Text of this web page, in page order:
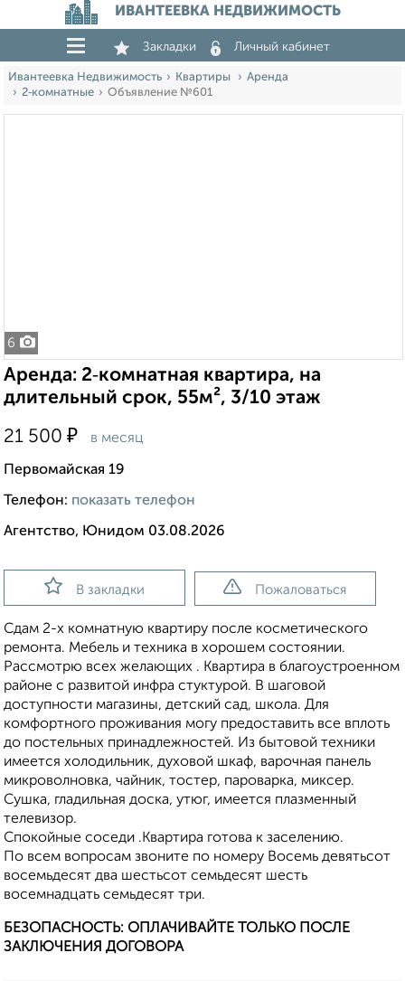
ИВАНТЕЕВКА НЕДВИЖИМОСТЬ
Закладки Личный кабинет
Ивантеевка Недвижимость Квартиры
Аренда
2‑комнатные
Объявление №601
6
Аренда: 2‑комнатная квартира, на
длительный срок, 55м², 3/10 этаж
21 500 ₽ в месяц
Первомайская 19
Телефон: показать телефон
Агентство, Юнидом 03.08.2026
В закладки Пожаловаться
Сдам 2-х комнатную квартиру после косметического
ремонта. Мебель и техника в хорошем состоянии.
Рассмотрю всех желающих . Квартира в благоустроенном
районе с развитой инфра стуктурой. В шаговой
доступности магазины, детский сад, школа. Для
комфортного проживания могу предоставить все вплоть
до постельных принадлежностей. Из бытовой техники
имеется холодильник, духовой шкаф, варочная панель
микроволновка, чайник, тостер, пароварка, миксер.
Сушка, гладильная доска, утюг, имеется плазменный
телевизор.
Спокойные соседи .Квартира готова к заселению.
По всем вопросам звоните по номеру Восемь девятьсот
восемьдесят два шестьсот семьдесят шесть
восемнадцать семьдесят три.
БЕЗОПАСНОСТЬ: ОПЛАЧИВАЙТЕ ТОЛЬКО ПОСЛЕ
ЗАКЛЮЧЕНИЯ ДОГОВОРА